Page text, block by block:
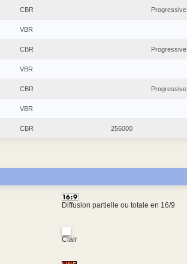
CBR Progressive
VBR
CBR Progressive
VBR
CBR Progressive
VBR
CBR 256000
Diffusion partielle ou totale en 16/9
Clair